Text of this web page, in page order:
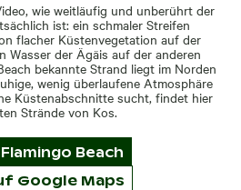
wie weitläufig und unberührt der
ist: ein schmaler Streifen
flacher Küstenvegetation auf der
Wasser der Ägäis auf der anderen
bekannte Strand liegt im Norden
wenig überlaufene Atmosphäre
Küstenabschnitte sucht, findet hier
Strände von Kos.
Flamingo Beach
Google Maps